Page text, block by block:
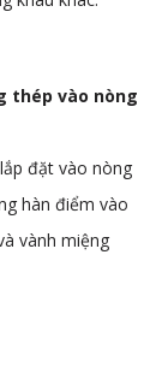
thép vào nòng
đặt vào nòng
hàn điểm vào
vành miệng